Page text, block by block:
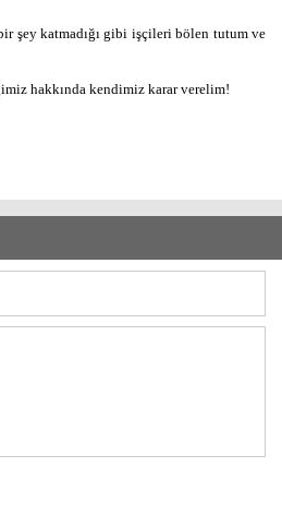
şey katmadığı gibi işçileri bölen tutum ve
hakkında kendimiz karar verelim!